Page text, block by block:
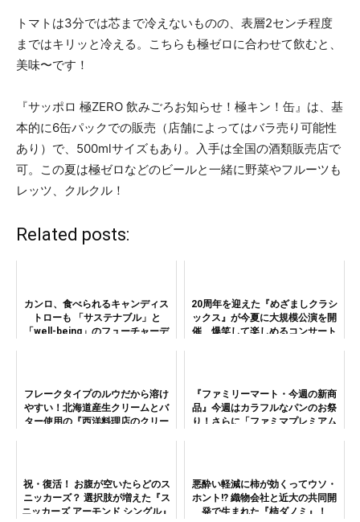
トマトは3分では芯まで冷えないものの、表層2センチ程度
まではキリッと冷える。こちらも極ゼロに合わせて飲むと、
美味〜です！
『サッポロ 極ZERO 飲みごろお知らせ！極キン！缶』は、基
本的に6缶パックでの販売（店舗によってはバラ売り可能性
あり）で、500mlサイズもあり。入手は全国の酒類販売店で
可。この夏は極ゼロなどのビールと一緒に野菜やフルーツも
レッツ、クルクル！
Related posts:
カンロ、食べられるキャンディス
トローも 「サステナブル」と
「well-being」のフューチャーデ
20周年を迎えた『めざましクラシ
ックス』が今夏に大規模公演を開
催 爆笑して楽しめるコンサート
フレークタイプのルウだから溶け
やすい！北海道産生クリームとバ
ター使用の『西洋料理店のクリー
『ファミリーマート・今週の新商
品』今週はカラフルなパンのお祭
り！さらに「ファミマプレミアム
祝・復活！ お腹が空いたらどのス
ニッカーズ？ 選択肢が増えた『ス
ニッカーズ アーモンド シングル』
悪酔い軽減に柿が効くってウソ・
ホント!? 織物会社と近大の共同開
発で生まれた『柿ダノミ』！